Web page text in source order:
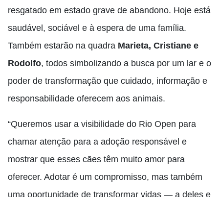
resgatado em estado grave de abandono. Hoje está
saudável, sociável e à espera de uma família.
Também estarão na quadra Marieta, Cristiane e
Rodolfo, todos simbolizando a busca por um lar e o
poder de transformação que cuidado, informação e
responsabilidade oferecem aos animais.
“Queremos usar a visibilidade do Rio Open para
chamar atenção para a adoção responsável e
mostrar que esses cães têm muito amor para
oferecer. Adotar é um compromisso, mas também
uma oportunidade de transformar vidas — a deles e